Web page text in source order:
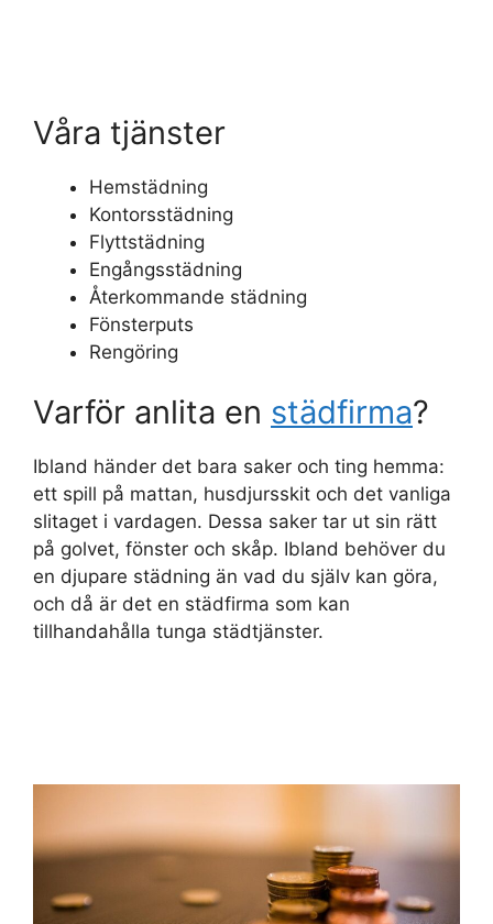
Våra tjänster
Hemstädning
Kontorsstädning
Flyttstädning
Engångsstädning
Återkommande städning
Fönsterputs
Rengöring
Varför anlita en städfirma?
Ibland händer det bara saker och ting hemma:
ett spill på mattan, husdjursskit och det vanliga
slitaget i vardagen. Dessa saker tar ut sin rätt
på golvet, fönster och skåp. Ibland behöver du
en djupare städning än vad du själv kan göra,
och då är det en städfirma som kan
tillhandahålla tunga städtjänster.